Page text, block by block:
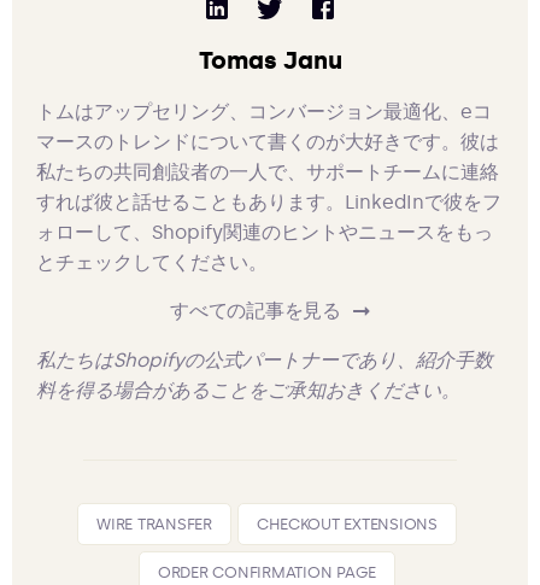
Tomas Janu
トムはアップセリング、コンバージョン最適化、eコ
マースのトレンドについて書くのが大好きです。彼は
私たちの共同創設者の一人で、サポートチームに連絡
すれば彼と話せることもあります。LinkedInで彼をフ
ォローして、Shopify関連のヒントやニュースをもっ
とチェックしてください。
すべての記事を見る
私たちはShopifyの公式パートナーであり、紹介手数
料を得る場合があることをご承知おきください。
WIRE TRANSFER CHECKOUT EXTENSIONS
ORDER CONFIRMATION PAGE